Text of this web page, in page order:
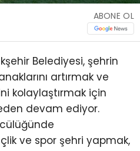
ABONE OL
Belediyesi, şehrin
artırmak ve
kolaylaştırmak için
devam ediyor.
ve spor şehri yapmak,